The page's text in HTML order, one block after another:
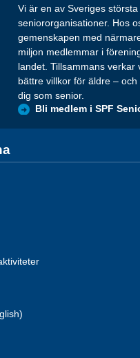
Vi är en av Sveriges största
seniororganisationer. Hos
gemenskapen med
miljon medlemmar i
landet. Tillsammans verkar
bättre villkor för äldre –
dig som senior.
Bli medlem i SPF